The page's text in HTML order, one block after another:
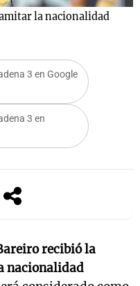
la nacionalidad
3 en Google
3 en
recibió la
nacionalidad